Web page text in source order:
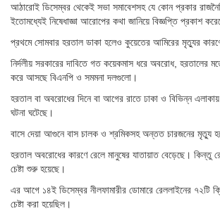
আঠারোই ডিসেম্বর থেকেই সভা সমাবেশসহ যে কোন প্রকার
ইতোমধ্যেই নিষেধাজ্ঞা আরোপের কথা জানিয়ে বিজ্ঞপ্তি প্রকাশ
প্রথমে সোমবার হরতাল ডাকা হলেও কুয়েতের আমিরের মৃত্যুর
নির্দলীয় সরকারের দাবিতে গত কয়েকমাস ধরে অবরোধ, হরতালের
করে আসছে বিএনপি ও সমমনা দলগুলো।
হরতাল বা অবরোধের দিনে বা আগের রাতে ঢাকা ও বিভিন্ন
ঘটনা ঘটেছে।
বাসে দেয়া আগুনে বাস চালক ও শ্রমিকসহ অন্তত চারজনের মৃত্যু
হরতাল অবরোধের কারণে রেলে মানুষের যাতায়াত বেড়েছে। কিন্তু
চেষ্টা শুরু হয়েছে।
এর আগে ১৪ই ডিসেম্বর নীলফামারীর ডোমারে রেললাইনের ৭২টি
চেষ্টা করা হয়েছিল।